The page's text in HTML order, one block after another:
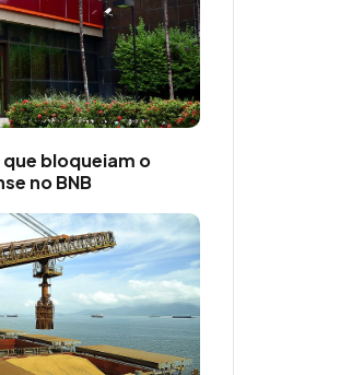
bloqueiam o
no BNB